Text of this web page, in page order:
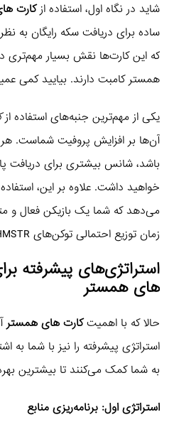
شاید در نگاه اول، استفاده ازکارت
ساده برای دریافت سکه رایگان به
که این کارت‌ها نقش بسیار مهم‌تری
همستر کامبت دارند. بیایید کمی
یکی از مهم‌ترین جنبه‌های استفاده از
آن‌ها بر افزایش پروفیت شماست. هر
باشد، شانس بیشتری برای دریافت
خواهید داشت. علاوه بر این،
می‌دهد که شما یک بازیکن فعال و
زمان توزیع احتمالی توکن‌های HMSTR به نفع شما باشد.
استراتژی‌های پیشرفته
های همستر
حالا که با اهمیتکارت های همستر
استراتژی پیشرفته را نیز با شما به
به شما کمک می‌کنند تا بیشترین بهره
استراتژی اول: برنامه‌ریزی منابع